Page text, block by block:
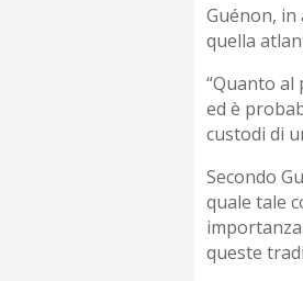
Guénon,
quella
“Quanto
ed è
custodi di
Secondo
quale tale
queste